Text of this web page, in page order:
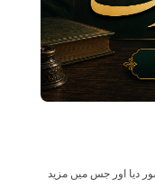
دیا اور جس میں مزید